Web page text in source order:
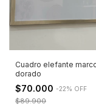
Cuadro elefante
dorado
$70.000 -22% OFF
$89.900